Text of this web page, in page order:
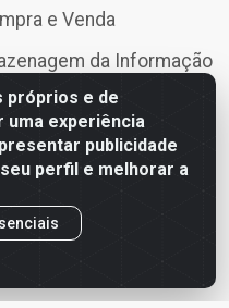
próprios e de
experiência
publicidade
perfil e melhorar a
e Venda
da Informação
arrependimento e